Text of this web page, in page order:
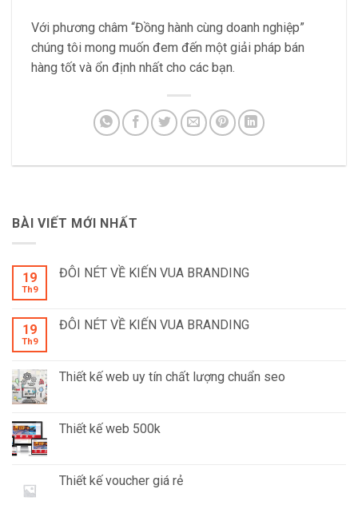
Với phương châm “Đồng hành cùng doanh nghiệp”
chúng tôi mong muốn đem đến một giải pháp bán
hàng tốt và ổn định nhất cho các bạn.
BÀI VIẾT MỚI NHẤT
19
Th9
ĐÔI NÉT VỀ KIẾN VUA BRANDING
19
Th9
ĐÔI NÉT VỀ KIẾN VUA BRANDING
Thiết kế web uy tín chất lượng chuẩn seo
Thiết kế web 500k
Thiết kế voucher giá rẻ